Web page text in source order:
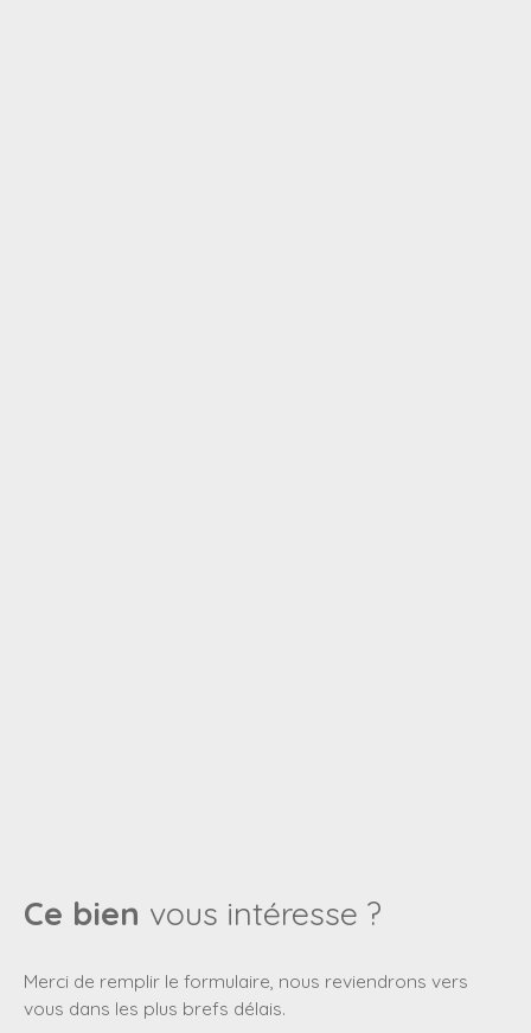
Ce bien vous intéresse ?
Merci de remplir le formulaire, nous reviendrons vers
vous dans les plus brefs délais.